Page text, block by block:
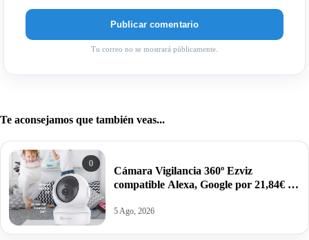
Tu correo no se mostrará públicamente.
Te aconsejamos que también veas...
0
Cámara Vigilancia 360º Ezviz
compatible Alexa, Google por 21,84€ y
5 Ago, 2026